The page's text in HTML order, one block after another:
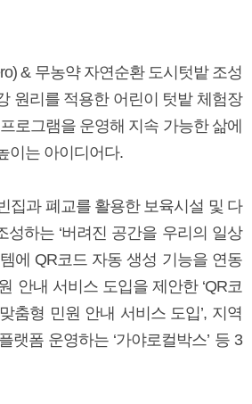
& 무농약 자연순환 도시텃밭 조성
원리를 적용한 어린이 텃밭 체험장
로그램을 운영해 지속 가능한 삶에
이는 아이디어다.
집과 폐교를 활용한 보육시설 및 다
성하는 ‘버려진 공간을 우리의 일상
에 QR코드 자동 생성 기능을 연동
안내 서비스 도입을 제안한 ‘QR코
춤형 민원 안내 서비스 도입’, 지역
랫폼 운영하는 ‘가야로컬박스’ 등 3